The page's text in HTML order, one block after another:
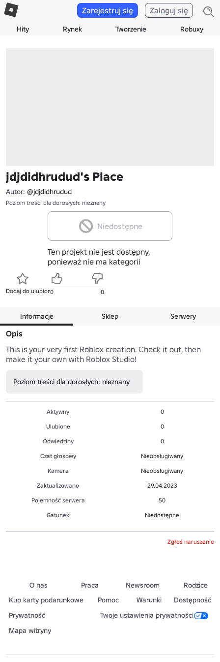
Hity Rynek Tworzenie Robuxy
Zarejestruj się Zaloguj się
jdjdidhrudud's Place
Autor: @jdjdidhrudud
Poziom treści dla dorosłych: nieznany
Niedostępne
Ten projekt nie jest dostępny,
ponieważ nie ma kategorii
Dodaj do ulubionych
0 0
Informacje Sklep Serwery
Opis
This is your very first Roblox creation. Check it out, then
make it your own with Roblox Studio!
Poziom treści dla dorosłych: nieznany
Aktywny
0
Ulubione
0
Odwiedziny
0
Czat głosowy
Nieobsługiwany
Kamera
Nieobsługiwany
Zaktualizowano
29.04.2023
Pojemność serwera
50
Gatunek
Niedostępne
Zgłoś naruszenie
O nas Praca Newsroom
Rodzice
Kup karty podarunkowe
Pomoc Warunki
Dostępność
Prywatność
Twoje ustawienia prywatności
Mapa witryny